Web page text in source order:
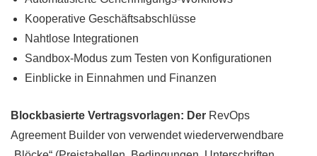
Kooperative Geschäftsabschlüsse
Nahtlose Integrationen
Sandbox-Modus zum Testen von Konfigurationen
Einblicke in Einnahmen und Finanzen
Blockbasierte Vertragsvorlagen: Der RevOps
Agreement Builder von verwendet wiederverwendbare